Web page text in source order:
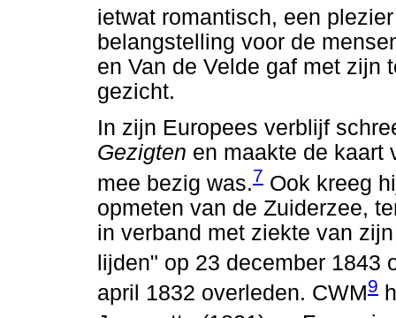
ietwat romantisch, een
belangstelling voor de
en Van de Velde gaf met zijn
gezicht.
In zijn Europees verblijf
Gezigten en maakte de kaart
mee bezig was.7 Ook kreeg
opmeten van de Zuiderzee,
in verband met ziekte van
lijden" op 23 december 1843
april 1832 overleden. CWM9